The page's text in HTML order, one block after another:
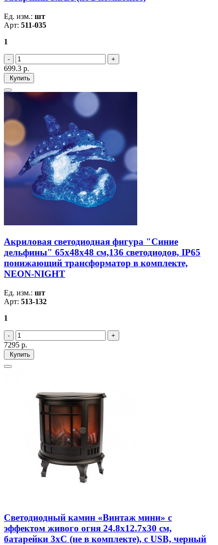
Ед. изм.: шт
Арт: 511-035
1
699.3 р.
Купить
Акриловая светодиодная фигура "Синие
дельфины" 65х48х48 см,136 светодиодов, IP65
понижающий трансформатор в комплекте,
NEON-NIGHT
Ед. изм.: шт
Арт: 513-132
1
7295 р.
Купить
Светодиодный камин «Винтаж мини» с
эффектом живого огня 24.8х12.7х30 см,
батарейки 3хС (не в комплекте), с USB, черный